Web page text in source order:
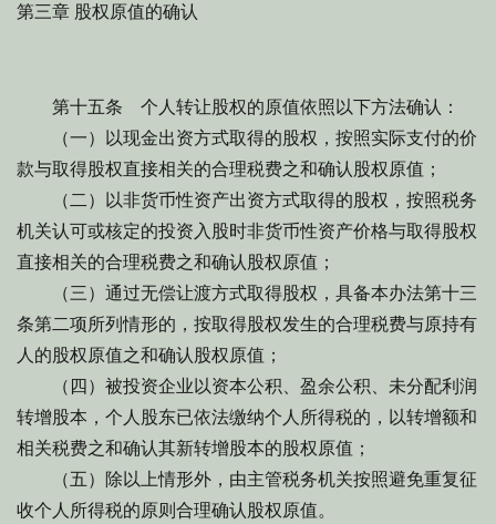
第三章 股权原值的确认
第十五条 个人转让股权的原值依照以下方法确认：
（一）以现金出资方式取得的股权，按照实际支付的价
款与取得股权直接相关的合理税费之和确认股权原值；
（二）以非货币性资产出资方式取得的股权，按照税务
机关认可或核定的投资入股时非货币性资产价格与取得股权
直接相关的合理税费之和确认股权原值；
（三）通过无偿让渡方式取得股权，具备本办法第十三
条第二项所列情形的，按取得股权发生的合理税费与原持有
人的股权原值之和确认股权原值；
（四）被投资企业以资本公积、盈余公积、未分配利润
转增股本，个人股东已依法缴纳个人所得税的，以转增额和
相关税费之和确认其新转增股本的股权原值；
（五）除以上情形外，由主管税务机关按照避免重复征
收个人所得税的原则合理确认股权原值。